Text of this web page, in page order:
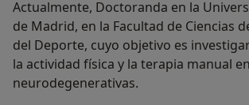
Actualmente, Doctoranda en la
de Madrid, en la Facultad de Ciencias
del Deporte, cuyo objetivo es
la actividad física y la terapia manual
neurodegenerativas.